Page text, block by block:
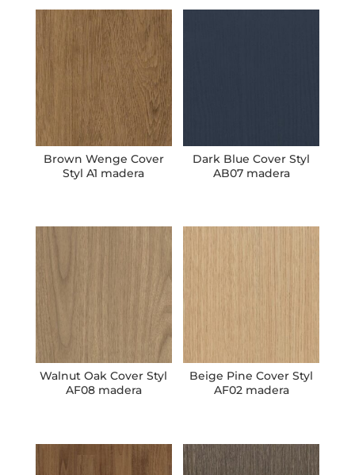
Brown Wenge Cover
Styl A1 madera
Dark Blue Cover Styl
AB07 madera
Walnut Oak Cover Styl
AF08 madera
Beige Pine Cover Styl
AF02 madera